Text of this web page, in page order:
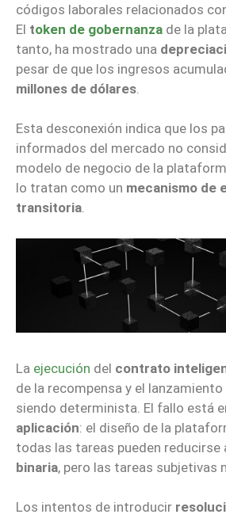
códigos laborales relacionados
El token de gobernanza de la
tanto, ha mostrado una
pesar de que los ingresos
millones de dólares
Esta desconexión indica que los
informados del mercado no
modelo de negocio de la
lo tratan como un mecanismo de
transitoria.
La ejecución del contrato
de la recompensa y el
siendo determinista. El fallo está
aplicación: el diseño de la
todas las tareas pueden reducirse
binaria, pero las tareas subjetivas
Los intentos de introducir